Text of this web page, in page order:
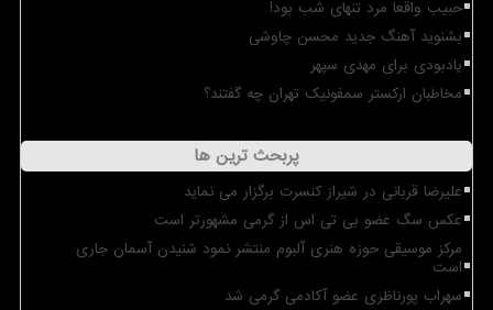
حبیب واقعا مرد تنهای شب بود!
بشنوید آهنگ جدید محسن چاوشی
یادبودی برای مهدی سپهر
مخاطبان ارکستر سمفونیک تهران چه گفتند؟
پربحث ترین ها
علیرضا قربانی در شیراز کنسرت برگزار می نماید
عکس سگ عضو بی تی اس از گرمی مشهورتر است
مرکز موسیقی حوزه هنری آلبوم منتشر نمود شنیدن آسمان جاری
است
سهراب پورناظری عضو آکادمی گرمی شد